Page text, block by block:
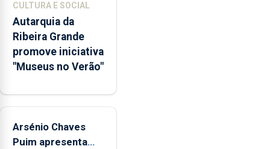
integrados
na
Rede
Municipal
de
aos
durante
o
CULTURA E SOCIAL
Autarquia da
Ribeira Grande
promove iniciativa
"Museus no Verão"
Arsénio Chaves
Puim apresenta